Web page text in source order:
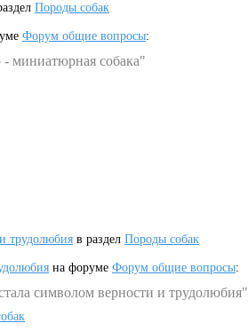
Породы собак
Форум общие вопросы:
миниатюрная собака"
трудолюбия в раздел Породы собак
на форуме Форум общие вопросы:
символом верности и трудолюбия"